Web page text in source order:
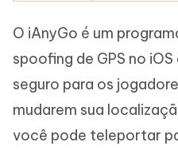
O iAnyGo é um
spoofing de GPS no
seguro para os
mudarem sua
você pode teleportar